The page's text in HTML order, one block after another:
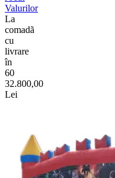
Valurilor
La
comadã
cu
livrare
în
60
32.800,00
Lei